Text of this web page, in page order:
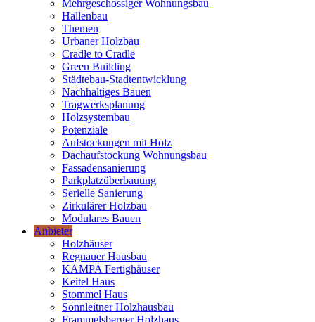
Mehrgeschossiger Wohnungsbau
Hallenbau
Themen
Urbaner Holzbau
Cradle to Cradle
Green Building
Städtebau-Stadtentwicklung
Nachhaltiges Bauen
Tragwerksplanung
Holzsystembau
Potenziale
Aufstockungen mit Holz
Dachaufstockung Wohnungsbau
Fassadensanierung
Parkplatzüberbauung
Serielle Sanierung
Zirkulärer Holzbau
Modulares Bauen
Anbieter
Holzhäuser
Regnauer Hausbau
KAMPA Fertighäuser
Keitel Haus
Stommel Haus
Sonnleitner Holzhausbau
Frammelsberger Holzhaus